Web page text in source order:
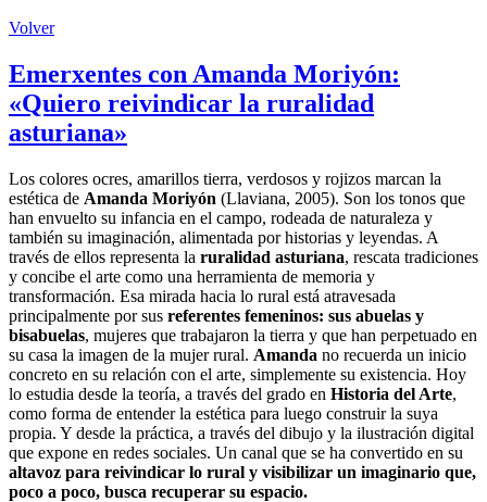
Volver
Emerxentes con Amanda Moriyón:
«Quiero reivindicar la ruralidad
asturiana»
Los colores ocres, amarillos tierra, verdosos y rojizos marcan la
estética de Amanda Moriyón (Llaviana, 2005). Son los tonos que
han envuelto su infancia en el campo, rodeada de naturaleza y
también su imaginación, alimentada por historias y leyendas. A
través de ellos representa la ruralidad asturiana, rescata tradiciones
y concibe el arte como una herramienta de memoria y
transformación. Esa mirada hacia lo rural está atravesada
principalmente por sus referentes femeninos: sus abuelas y
bisabuelas, mujeres que trabajaron la tierra y que han perpetuado en
su casa la imagen de la mujer rural. Amanda no recuerda un inicio
concreto en su relación con el arte, simplemente su existencia. Hoy
lo estudia desde la teoría, a través del grado en Historia del Arte,
como forma de entender la estética para luego construir la suya
propia. Y desde la práctica, a través del dibujo y la ilustración digital
que expone en redes sociales. Un canal que se ha convertido en su
altavoz para reivindicar lo rural y visibilizar un imaginario que,
poco a poco, busca recuperar su espacio.